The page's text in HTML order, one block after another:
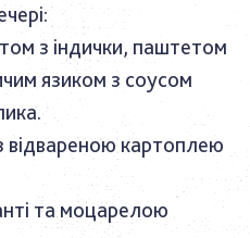
з індички, паштетом
язиком з соусом
відвареною картоплею
та моцарелою